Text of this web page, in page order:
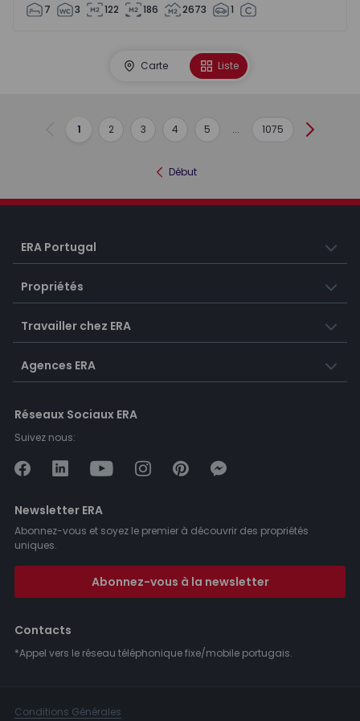
7 3 122 186 2673 1
Carte Liste
Précédent
1 2 3 4 5 ... 1075 Suivant
Début
ERA Portugal
Propriétés
Travailler chez ERA
Agences ERA
Réseaux Sociaux ERA
Suivez nous:
Newsletter ERA
Abonnez-vous et soyez le premier à découvrir des propriétés
uniques.
Abonnez-vous à la newsletter
Contacts
*Appel vers le réseau téléphonique fixe/mobile portugais.
Conditions Générales